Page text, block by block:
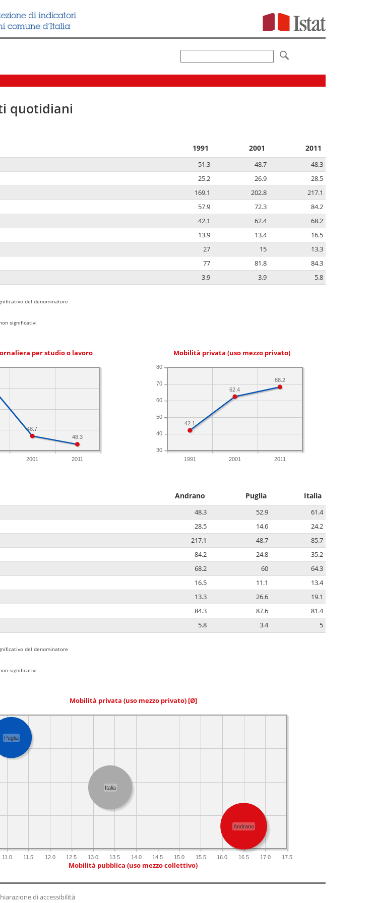
quotidiani
1991 2001 2011
51.3 48.7
48.3
25.2 26.9
28.5
169.1 202.8
217.1
57.9 72.3
84.2
42.1 62.4
68.2
13.9 13.4
16.5
27 15
13.3
77 81.8
84.3
3.9 3.9 5.8
del denominatore
significativi
per studio o lavoro
2001 2011
48.3
48.7
Mobilità privata (uso mezzo privato)
1991 2001 2011
30
40
50
60
70
80
68.2
62.4
42.1
Andrano Puglia Italia
48.3 52.9
61.4
28.5 14.6
24.2
217.1 48.7
85.7
84.2 24.8
35.2
68.2 60
64.3
16.5 11.1
13.4
13.3 26.6
19.1
84.3 87.6
81.4
5.8 3.4 5
del denominatore
significativi
Mobilità privata (uso mezzo privato) [Ø]
11.0 11.5 12.0 12.5 13.0 13.5 14.0 14.5 15.0 15.5 16.0 16.5 17.0 17.5
Andrano
Italia
Puglia
Mobilità pubblica (uso mezzo collettivo)
di accessibilità